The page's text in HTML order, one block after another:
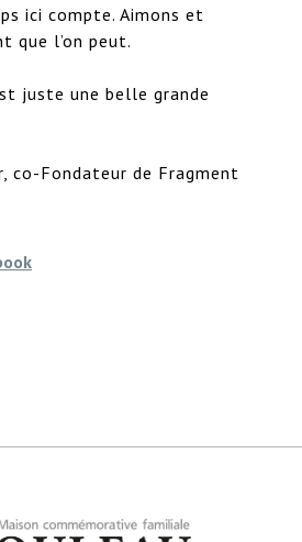
ici compte. Aimons et
que l’on peut.
juste une belle grande
co-Fondateur de Fragment